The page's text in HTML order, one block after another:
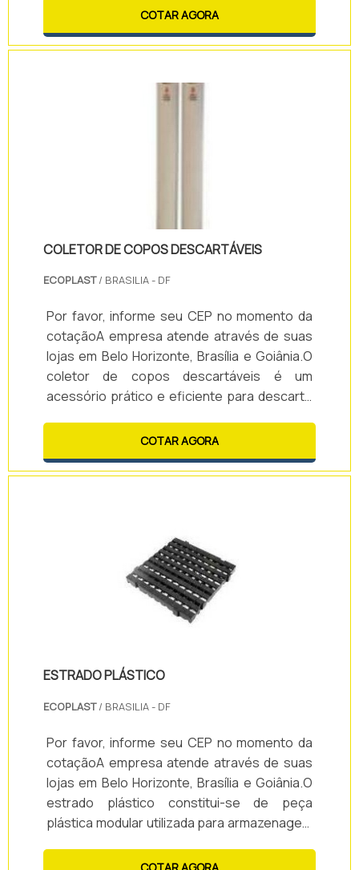
Frotas; - Estacionamentos, etc.O uso do
quadro de chaves deixa o ambiente
organizado, evitando o sumiço de chaves. É
com fechadura para 20 à 60 chaves.Já o
COTAR AGORA
COLETOR DE COPOS DESCARTÁVEIS
ECOPLAST/ BRASILIA - DF
Por favor, informe seu CEP no momento da
cotaçãoA empresa atende através de suas
lojas em Belo Horizonte, Brasília e Goiânia.O
coletor de copos descartáveis é um
acessório prático e eficiente para descarte
pode ser direcionada para diversos
ambientes, de modo a mantê-los limpos e
organizados.O coletor para copos
outros.Outros produtos oferecidos pela
Ecoplast: - Caixa plás.
COTAR AGORA
ESTRADO PLÁSTICO
ECOPLAST/ BRASILIA - DF
Por favor, informe seu CEP no momento da
cotaçãoA empresa atende através de suas
lojas em Belo Horizonte, Brasília e Goiânia.O
estrado plástico constitui-se de peça
plástica modular utilizada para armazenagem
que esses produtos sejam expostos